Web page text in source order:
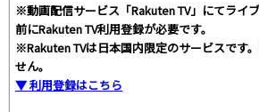
※動画配信サービス「Rakuten TV」にてライ
前にRakuten TV利用登録が必要です。
※Rakuten TVは日本国内限定のサービスです
せん。
▼ 利用登録はこちら